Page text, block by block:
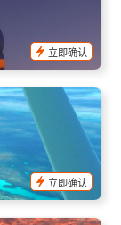
立即确认
粉红湖飞行
PER09041
立即确认